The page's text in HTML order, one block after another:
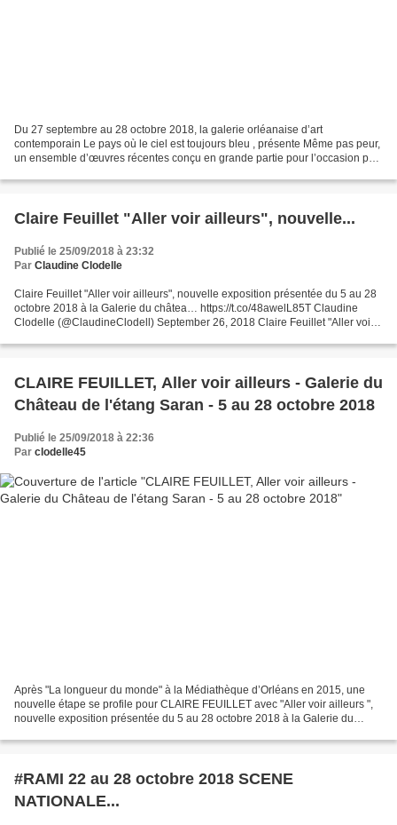
Du 27 septembre au 28 octobre 2018, la galerie orléanaise d’art
contemporain Le pays où le ciel est toujours bleu , présente Même pas peur,
un ensemble d’œuvres récentes conçu en grande partie pour l’occasion par
Claire Feuillet "Aller voir ailleurs", nouvelle...
Publié le 25/09/2018 à 23:32
Par Claudine Clodelle
Claire Feuillet "Aller voir ailleurs", nouvelle exposition présentée du 5 au 28
octobre 2018 à la Galerie du châtea… https://t.co/48awelL85T Claudine
Clodelle (@ClaudineClodell) September 26, 2018 Claire Feuillet "Aller voir
CLAIRE FEUILLET, Aller voir ailleurs - Galerie du
Château de l'étang Saran - 5 au 28 octobre 2018
Publié le 25/09/2018 à 22:36
Par clodelle45
Après "La longueur du monde" à la Médiathèque d’Orléans en 2015, une
nouvelle étape se profile pour CLAIRE FEUILLET avec "Aller voir ailleurs ",
nouvelle exposition présentée du 5 au 28 octobre 2018 à la Galerie du
#RAMI 22 au 28 octobre 2018 SCENE
NATIONALE...